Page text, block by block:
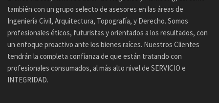
también con un grupo selecto de asesores en las áreas de
Ingeniería Civil, Arquitectura, Topografía, y Derecho. Somos
profesionales éticos, futuristas y orientados a los resultados, con
un enfoque proactivo ante los bienes raíces. Nuestros Clientes
tendrán la completa confianza de que están tratando con
profesionales consumados, al más alto nivel de SERVICIO e
INTEGRIDAD.